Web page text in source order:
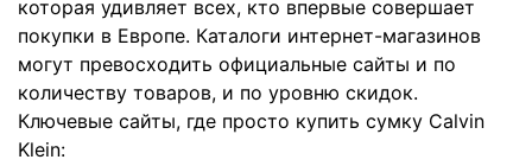
которая удивляет всех, кто впервые совершает
покупки в Европе. Каталоги интернет-магазинов
могут превосходить официальные сайты и по
количеству товаров, и по уровню скидок.
Ключевые сайты, где просто купить сумку Calvin
Klein: